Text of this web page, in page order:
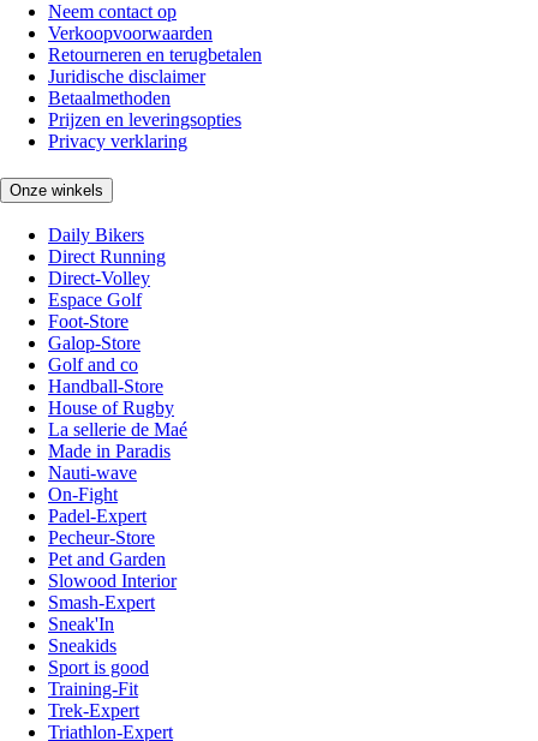
Neem contact op
Verkoopvoorwaarden
Retourneren en terugbetalen
Juridische disclaimer
Betaalmethoden
Prijzen en leveringsopties
Privacy verklaring
Onze winkels
Daily Bikers
Direct Running
Direct-Volley
Espace Golf
Foot-Store
Galop-Store
Golf and co
Handball-Store
House of Rugby
La sellerie de Maé
Made in Paradis
Nauti-wave
On-Fight
Padel-Expert
Pecheur-Store
Pet and Garden
Slowood Interior
Smash-Expert
Sneak'In
Sneakids
Sport is good
Training-Fit
Trek-Expert
Triathlon-Expert